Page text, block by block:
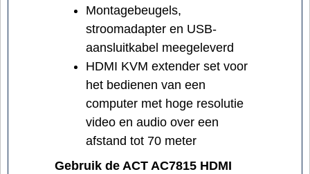
Montagebeugels,
stroomadapter en USB-
aansluitkabel meegeleverd
HDMI KVM extender set voor
het bedienen van een
computer met hoge resolutie
video en audio over een
afstand tot 70 meter
Gebruik de ACT AC7815 HDMI